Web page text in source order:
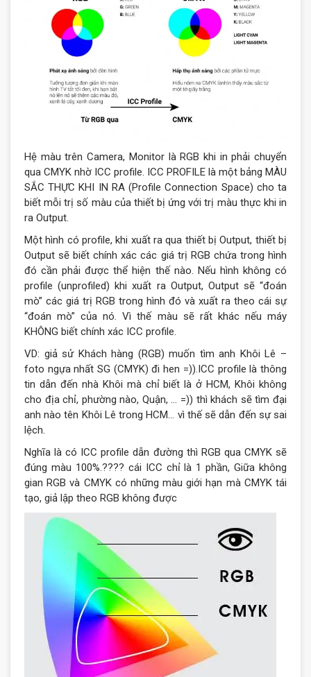
Hệ màu trên Camera, Monitor là RGB khi in phải chuyển
qua CMYK nhờ ICC profile. ICC PROFILE là một bảng MÀU
SẮC THỰC KHI IN RA (Profile Connection Space) cho ta
biết mỗi trị số màu của thiết bị ứng với trị màu thực khi in
ra Output.
Một hình có profile, khi xuất ra qua thiết bị Output, thiết bị
Output sẽ biết chính xác các giá trị RGB chứa trong hình
đó cần phải được thể hiện thế nào. Nếu hình không có
profile (unprofiled) khi xuất ra Output, Output sẽ “đoán
mò” các giá trị RGB trong hình đó và xuất ra theo cái sự
“đoán mò” của nó. Vì thế màu sẽ rất khác nếu máy
KHÔNG biết chính xác ICC profile.
VD: giả sử Khách hàng (RGB) muốn tìm anh Khôi Lê –
foto ngựa nhất SG (CMYK) đi hen =)).ICC profile là thông
tin dẫn đến nhà Khôi mà chỉ biết là ở HCM, Khôi không
cho địa chỉ, phường nào, Quận, … =)) thì khách sẽ tìm đại
anh nào tên Khôi Lê trong HCM… vì thế sẽ dẫn đến sự sai
lệch.
Nghĩa là có ICC profile dẫn đường thì RGB qua CMYK sẽ
đúng màu 100%.???? cái ICC chỉ là 1 phần, Giữa không
gian RGB và CMYK có những màu giới hạn mà CMYK tái
tạo, giả lập theo RGB không được